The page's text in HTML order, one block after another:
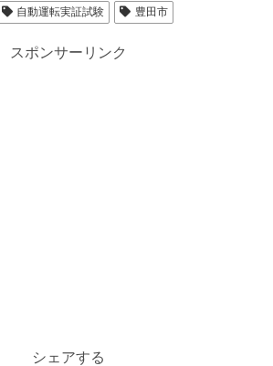
自動運転実証試験 豊田市
スポンサーリンク
シェアする